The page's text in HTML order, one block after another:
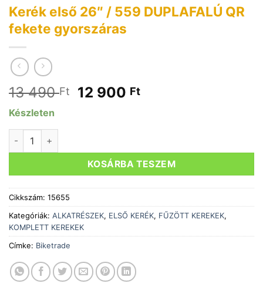
Kerék első 26″ / 559 DUPLAFALÚ QR
fekete gyorszáras
13 490Ft
Original
490 Ft.
12 900 FtCurrent
900 Ft.
Készleten
Kerék első 26" / 559 DUPLAFALÚ QR fekete gyorszáras
KOSÁRBA TESZEM
Cikkszám: 15655
Kategóriák: ALKATRÉSZEK, ELSŐ KERÉK, FŰZÖTT KEREKEK,
KOMPLETT KEREKEK
Címke: Biketrade